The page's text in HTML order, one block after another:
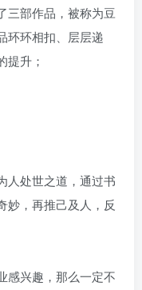
三部作品，被称为豆
环环相扣、层层递
提升；
人处世之道，通过书
妙，再推己及人，反
感兴趣，那么一定不